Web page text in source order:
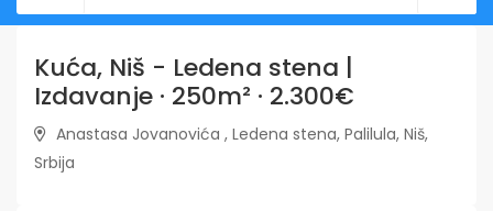
Kuća, Niš - Ledena stena |
Izdavanje · 250m² · 2.300€
Anastasa Jovanovića , Ledena stena, Palilula, Niš,
Srbija